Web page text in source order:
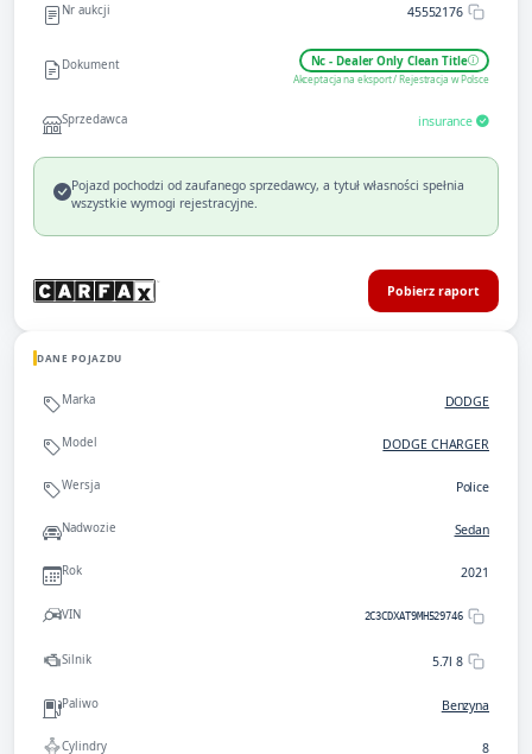
Nr aukcji 45552176
Dokument Nc - Dealer Only Clean Title
Akceptacja na eksport / Rejestracja w Polsce
Sprzedawca insurance
Pojazd pochodzi od zaufanego sprzedawcy, a tytuł własności spełnia
wszystkie wymogi rejestracyjne.
Pobierz raport
DANE POJAZDU
Marka DODGE
Model DODGE CHARGER
Wersja Police
Nadwozie Sedan
Rok 2021
VIN 2C3CDXAT9MH529746
Silnik 5.7l 8
Paliwo Benzyna
Cylindry 8